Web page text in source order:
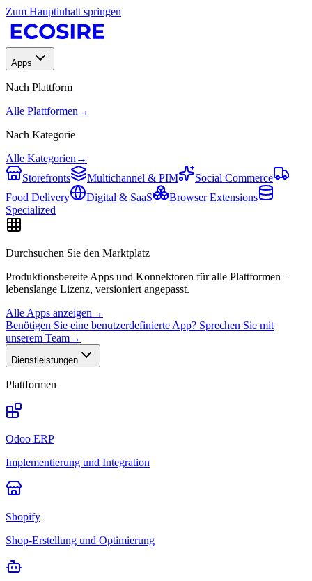
Zum Hauptinhalt springen
Apps
Nach Plattform
Alle Plattformen →
Nach Kategorie
Alle Kategorien →
Storefronts
Multichannel & PIM
Social Commerce
Food Delivery
Digital & SaaS
Browser Extensions
Specialized
Durchsuchen Sie den Marktplatz
Produktionsbereite Apps und Konnektoren für alle Plattformen –
lebenslange Lizenz, versioniert angepasst.
Alle Apps anzeigen →
Benötigen Sie eine benutzerdefinierte App? Sprechen Sie mit
unserem Team→
Dienstleistungen
Plattformen
Odoo ERP
Implementierung und Integration
Shopify
Shop-Erstellung und Optimierung